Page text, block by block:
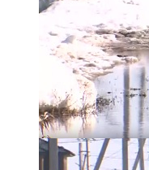
Нурлат
104,7 FM
Олы Әтнә
71,42 FM
Сарман